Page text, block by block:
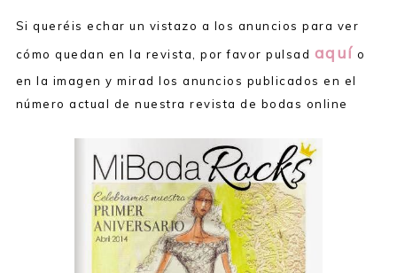
Si queréis echar un vistazo a los anuncios para ver
cómo quedan en la revista, por favor pulsad aquí o
en la imagen y mirad los anuncios publicados en el
número actual de nuestra revista de bodas online